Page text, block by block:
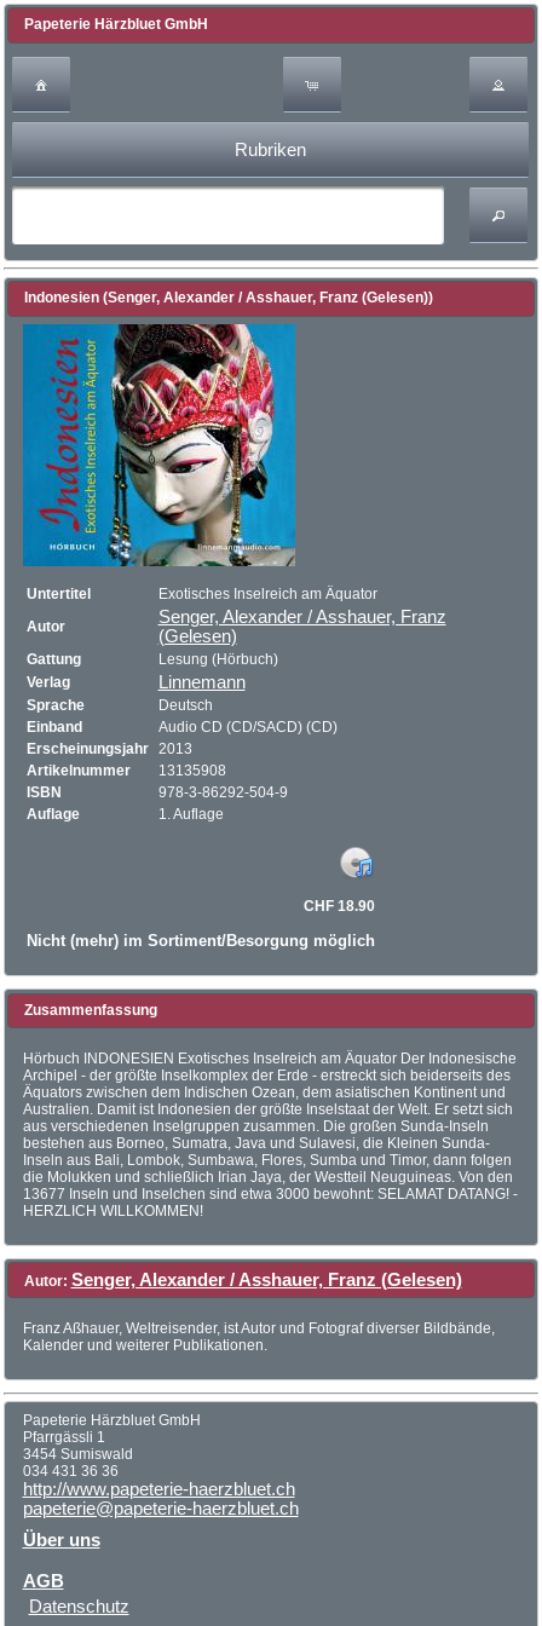
Papeterie Härzbluet GmbH
Rubriken
Indonesien (Senger, Alexander / Asshauer, Franz (Gelesen))
Untertitel
Exotisches Inselreich am Äquator
Autor
Senger, Alexander / Asshauer, Franz
(Gelesen)
Gattung
Lesung (Hörbuch)
Verlag
Linnemann
Sprache
Deutsch
Einband
Audio CD (CD/SACD) (CD)
Erscheinungsjahr
2013
Artikelnummer
13135908
ISBN
978-3-86292-504-9
Auflage
1. Auflage
CHF 18.90
Nicht (mehr) im Sortiment/Besorgung möglich
Zusammenfassung
Hörbuch INDONESIEN Exotisches Inselreich am Äquator Der Indonesische
Archipel - der größte Inselkomplex der Erde - erstreckt sich beiderseits des
Äquators zwischen dem Indischen Ozean, dem asiatischen Kontinent und
Australien. Damit ist Indonesien der größte Inselstaat der Welt. Er setzt sich
aus verschiedenen Inselgruppen zusammen. Die großen Sunda-Inseln
bestehen aus Borneo, Sumatra, Java und Sulavesi, die Kleinen Sunda-
Inseln aus Bali, Lombok, Sumbawa, Flores, Sumba und Timor, dann folgen
die Molukken und schließlich Irian Jaya, der Westteil Neuguineas. Von den
13677 Inseln und Inselchen sind etwa 3000 bewohnt: SELAMAT DATANG! -
HERZLICH WILLKOMMEN!
Autor: Senger, Alexander / Asshauer, Franz (Gelesen)
Franz Aßhauer, Weltreisender, ist Autor und Fotograf diverser Bildbände,
Kalender und weiterer Publikationen.
Papeterie Härzbluet GmbH
Pfarrgässli 1
3454 Sumiswald
034 431 36 36
http://www.papeterie-haerzbluet.ch
papeterie@papeterie-haerzbluet.ch
Über uns
AGB
Datenschutz